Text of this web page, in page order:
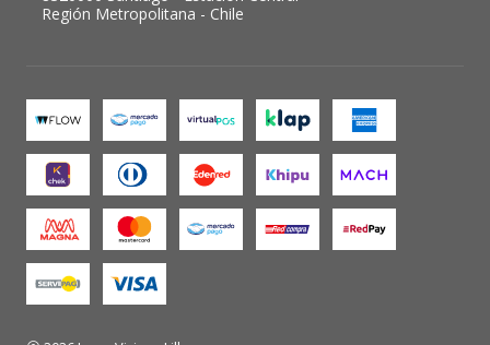
Región Metropolitana - Chile